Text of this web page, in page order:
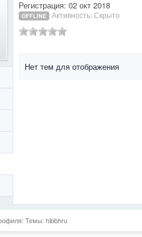
Регистрация: 02 окт 2018
OFFLINE
Активность: Скрыто
Нет тем для отображения
Темы: hibbhru